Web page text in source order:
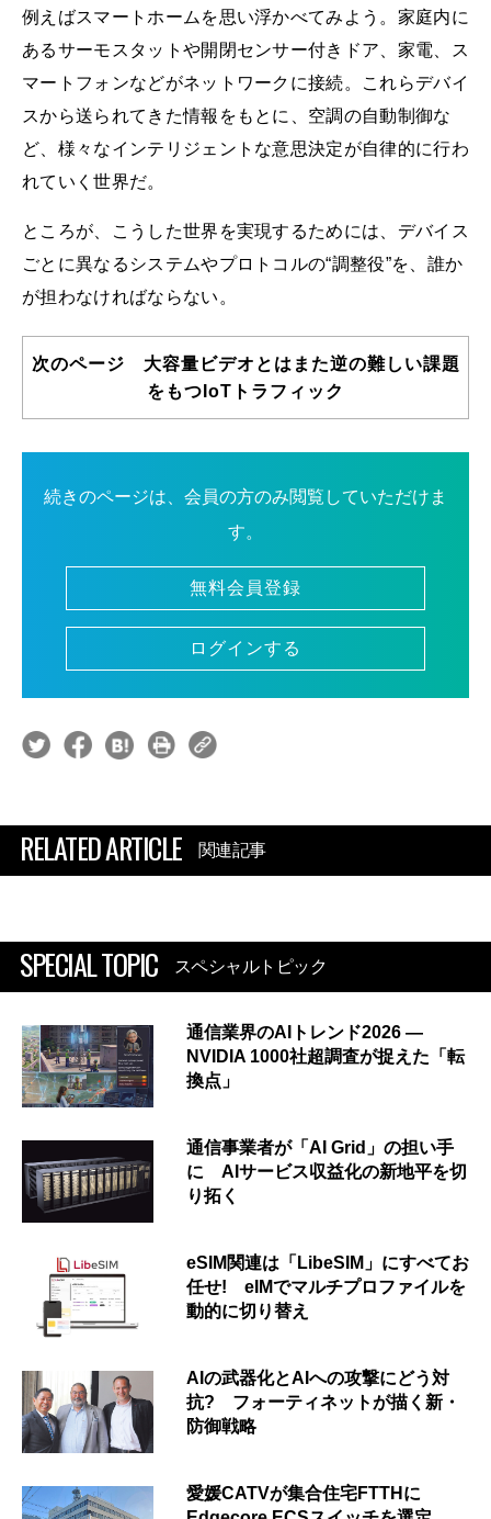
例えばスマートホームを思い浮かべてみよう。家庭内に
あるサーモスタットや開閉センサー付きドア、家電、ス
マートフォンなどがネットワークに接続。これらデバイ
スから送られてきた情報をもとに、空調の自動制御な
ど、様々なインテリジェントな意思決定が自律的に行わ
れていく世界だ。
ところが、こうした世界を実現するためには、デバイス
ごとに異なるシステムやプロトコルの“調整役”を、誰か
が担わなければならない。
次のページ 大容量ビデオとはまた逆の難しい課題
をもつIoTトラフィック
続きのページは、会員の方のみ閲覧していただけま
す。
無料会員登録
ログインする
RELATED ARTICLE 関連記事
SPECIAL TOPIC スペシャルトピック
通信業界のAIトレンド2026 ―
NVIDIA 1000社超調査が捉えた「転
換点」
通信事業者が「AI Grid」の担い手
に AIサービス収益化の新地平を切
り拓く
eSIM関連は「LibeSIM」にすべてお
任せ! eIMでマルチプロファイルを
動的に切り替え
AIの武器化とAIへの攻撃にどう対
抗? フォーティネットが描く新・
防御戦略
愛媛CATVが集合住宅FTTHに